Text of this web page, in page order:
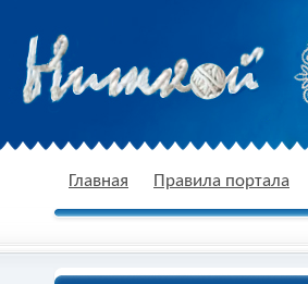
Главная Правила портала